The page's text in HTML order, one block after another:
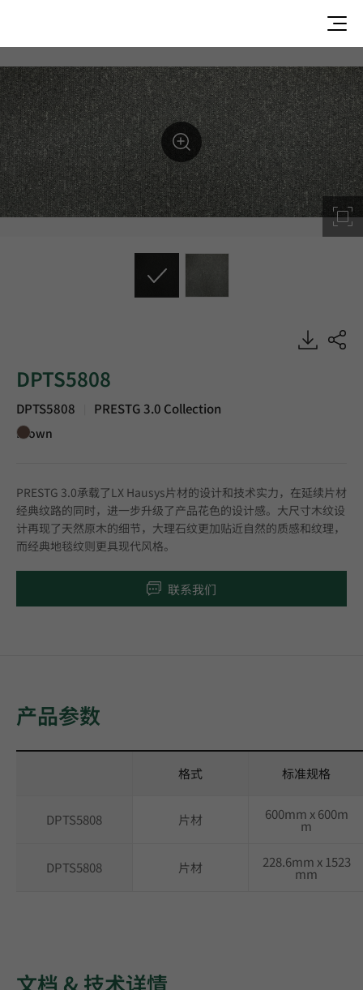
DPTS5808, PRESTG 3.0, Luxury Vinyl Tile, HFLOR
DPTS5808
DPTS5808 PRESTG 3.0 Collection
Brown
PRESTG 3.0承载了LX Hausys片材的设计和技术实力，在延续片材
经典纹路的同时，进一步升级了产品花色的设计感。大尺寸木纹设
计再现了天然原木的细节，大理石纹更加贴近自然的质感和纹理，
而经典地毯纹则更具现代风格。
联系我们
产品参数
格式 标准规格
DPTS5808 片材 600mm x 600m
m
DPTS5808 片材 228.6mm x 1523
mm
文档 & 技术详情